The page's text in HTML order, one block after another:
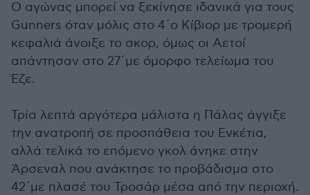
Ο αγώνας μπορεί να ξεκίνησε ιδανικά για τους
Gunners όταν μόλις στο 4΄ο Κίβιορ με τρομερή
κεφαλιά άνοιξε το σκορ, όμως οι Αετοί
απάντησαν στο 27΄με όμορφο τελείωμα του
Έζε.
Τρία λεπτά αργότερα μάλιστα η Πάλας άγγιξε
την ανατροπή σε προσπάθεια του Ενκέτια,
αλλά τελικά το επόμενο γκολ άνηκε στην
Άρσεναλ που ανάκτησε το προβάδισμα στο
42΄με πλασέ του Τροσάρ μέσα από την περιοχή.